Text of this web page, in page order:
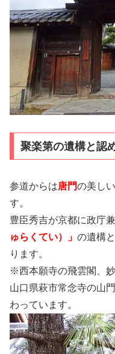
聚楽第の遺構と認
参道からは唐門の美し
す。
豊臣秀吉が京都に政庁
ゅらくてい）」 の遺構
ります。
※西本願寺の飛雲閣、
山口県萩市常念寺の山
わっています。